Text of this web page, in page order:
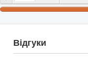
Відгуки